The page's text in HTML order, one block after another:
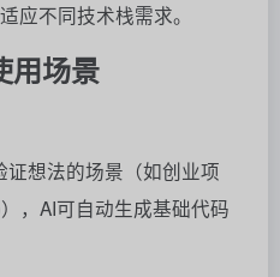
应不同技术栈需求。
用场景
证想法的场景（如创业项
，AI可自动生成基础代码